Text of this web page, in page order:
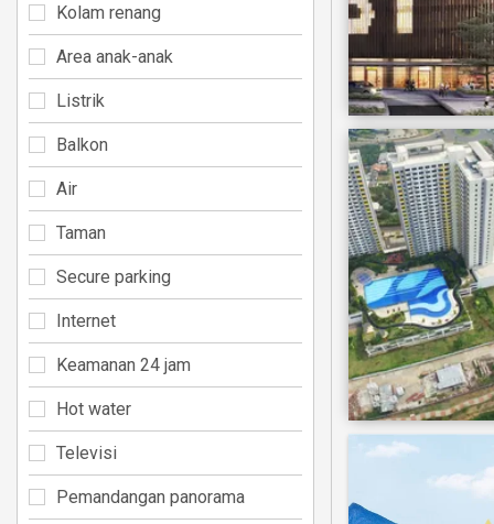
Kolam renang
Area anak-anak
Listrik
Balkon
Air
Taman
Secure parking
Internet
Keamanan 24 jam
Hot water
Televisi
Pemandangan panorama